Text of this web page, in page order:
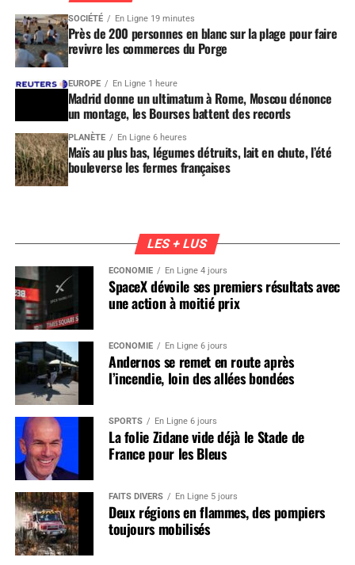
SOCIÉTÉ En Ligne 19 minutes
Près de 200 personnes en blanc sur la plage pour faire
revivre les commerces du Porge
EUROPE En Ligne 1 heure
Madrid donne un ultimatum à Rome, Moscou dénonce
un montage, les Bourses battent des records
PLANÈTE En Ligne 6 heures
Maïs au plus bas, légumes détruits, lait en chute, l’été
bouleverse les fermes françaises
LES + LUS
ÉCONOMIE En Ligne 4 jours
SpaceX dévoile ses premiers résultats avec
une action à moitié prix
ÉCONOMIE En Ligne 6 jours
Andernos se remet en route après
l’incendie, loin des allées bondées
SPORTS En Ligne 6 jours
La folie Zidane vide déjà le Stade de
France pour les Bleus
FAITS DIVERS En Ligne 5 jours
Deux régions en flammes, des pompiers
toujours mobilisés